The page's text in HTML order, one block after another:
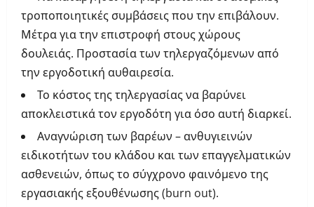
τροποποιητικές συμβάσεις που την επιβάλουν.
Μέτρα για την επιστροφή στους χώρους
δουλειάς. Προστασία των τηλεργαζόμενων από
την εργοδοτική αυθαιρεσία.
Το κόστος της τηλεργασίας να βαρύνει
αποκλειστικά τον εργοδότη για όσο αυτή διαρκεί.
Αναγνώριση των βαρέων – ανθυγιεινών
ειδικοτήτων του κλάδου και των επαγγελματικών
ασθενειών, όπως το σύγχρονο φαινόμενο της
εργασιακής εξουθένωσης (burn out).